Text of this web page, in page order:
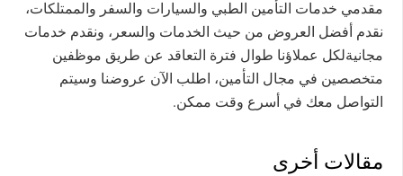
مقدمي خدمات التأمين الطبي والسيارات والسفر والممتلكات،
نقدم أفضل العروض من حيث الخدمات والسعر، ونقدم خدمات
مجانيةلكل عملاؤنا طوال فترة التعاقد عن طريق موظفين
متخصصين في مجال التأمين، اطلب الآن عروضنا وسيتم
التواصل معك في أسرع وقت ممكن.
مقالات أخرى